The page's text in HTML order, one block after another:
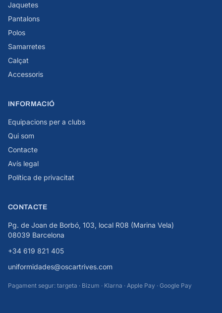
Jaquetes
Pantalons
Polos
Samarretes
Calçat
Accessoris
INFORMACIÓ
Equipacions per a clubs
Qui som
Contacte
Avís legal
Política de privacitat
CONTACTE
Pg. de Joan de Borbó, 103, local R08 (Marina Vela)
08039 Barcelona
+34 619 821 405
uniformidades@oscartrives.com
Pagament segur: targeta · Bizum · Klarna · Apple Pay · Google Pay